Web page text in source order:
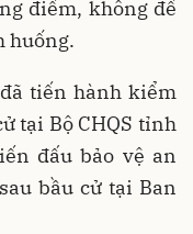
điểm, không để
huống.
tiến hành kiểm
tại Bộ CHQS tỉnh
đấu bảo vệ an
bầu cử tại Ban